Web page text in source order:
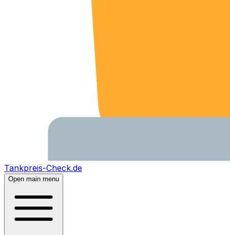
Tankpreis-Check.de
Open main menu